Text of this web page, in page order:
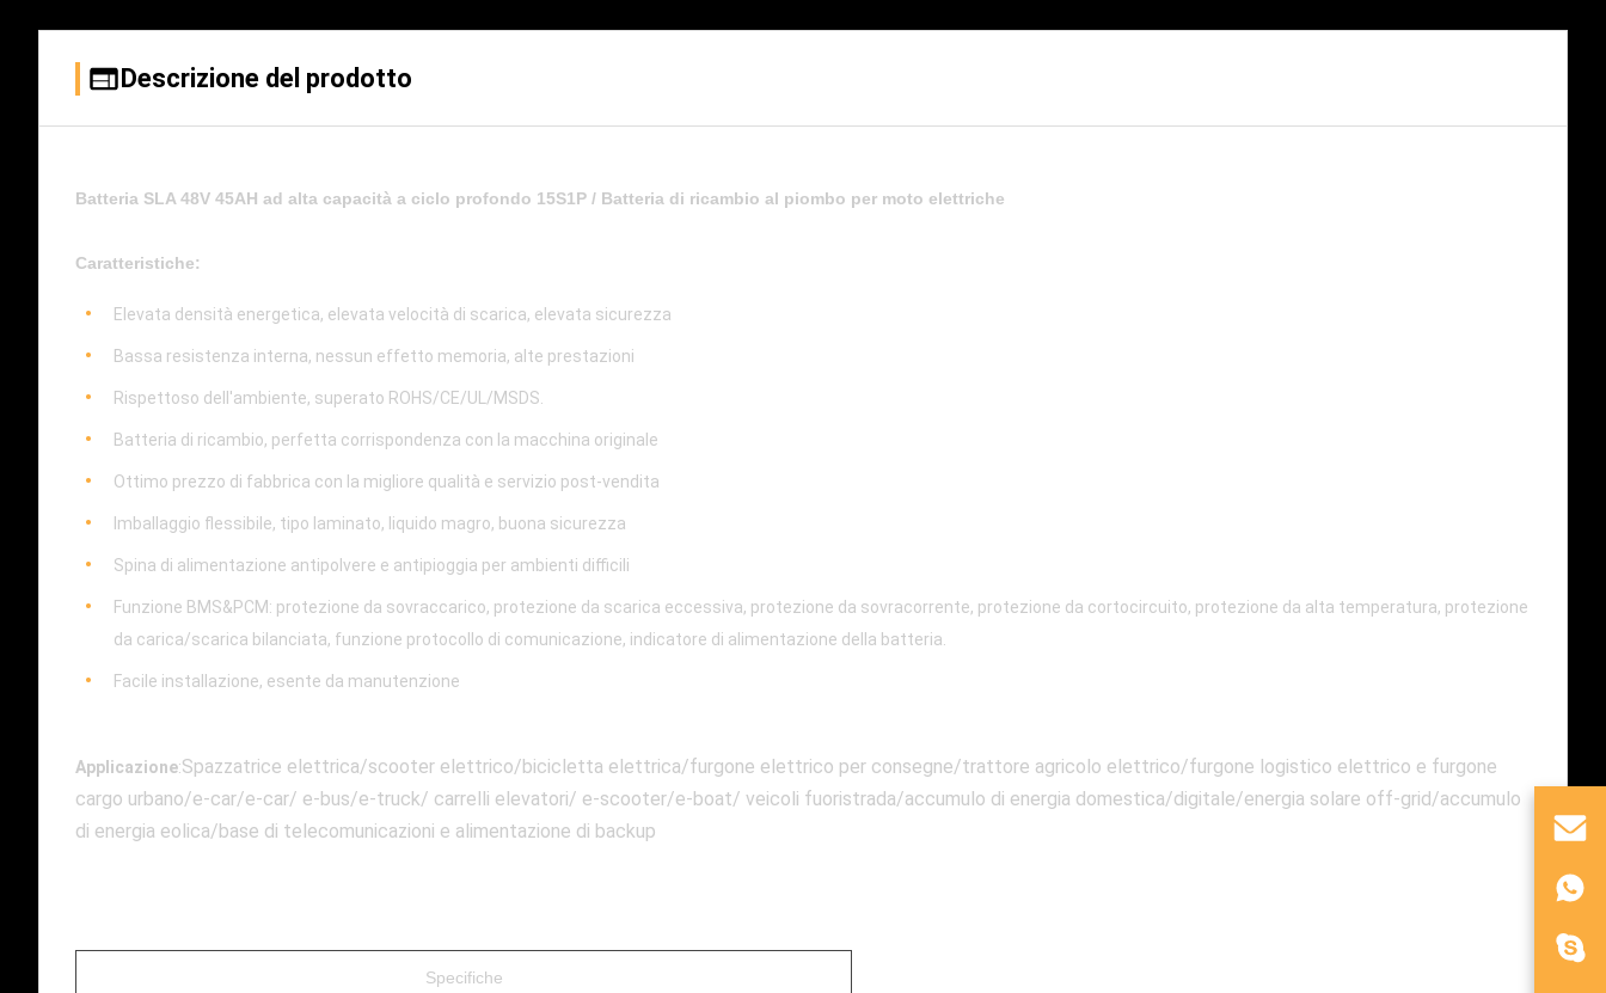
Descrizione del prodotto
Batteria SLA 48V 45AH ad alta capacità a ciclo profondo 15S1P / Batteria di ricambio al piombo per moto elettriche
Caratteristiche:
Elevata densità energetica, elevata velocità di scarica, elevata sicurezza
Bassa resistenza interna, nessun effetto memoria, alte prestazioni
Rispettoso dell'ambiente, superato ROHS/CE/UL/MSDS.
Batteria di ricambio, perfetta corrispondenza con la macchina originale
Ottimo prezzo di fabbrica con la migliore qualità e servizio post-vendita
Imballaggio flessibile, tipo laminato, liquido magro, buona sicurezza
Spina di alimentazione antipolvere e antipioggia per ambienti difficili
Funzione BMS&PCM: protezione da sovraccarico, protezione da scarica eccessiva, protezione da sovracorrente, protezione da cortocircuito, protezione da alta temperatura, protezione
da carica/scarica bilanciata, funzione protocollo di comunicazione, indicatore di alimentazione della batteria.
Facile installazione, esente da manutenzione
Applicazione:Spazzatrice elettrica/scooter elettrico/bicicletta elettrica/furgone elettrico per consegne/trattore agricolo elettrico/furgone logistico elettrico e furgone
cargo urbano/e-car/e-car/ e-bus/e-truck/ carrelli elevatori/ e-scooter/e-boat/ veicoli fuoristrada/accumulo di energia domestica/digitale/energia solare off-grid/accumulo
di energia eolica/base di telecomunicazioni e alimentazione di backup
Specifiche